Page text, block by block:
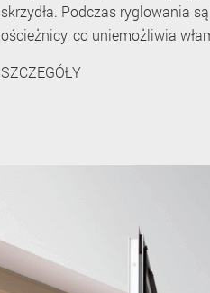
skrzydła. Podczas ryglowania
ościeżnicy, co uniemożliwia
SZCZEGÓŁY